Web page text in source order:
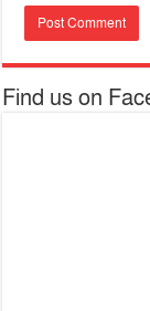
Find us on